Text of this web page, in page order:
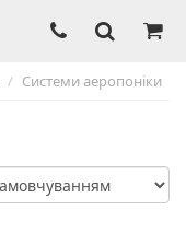
Системи аеропоніки